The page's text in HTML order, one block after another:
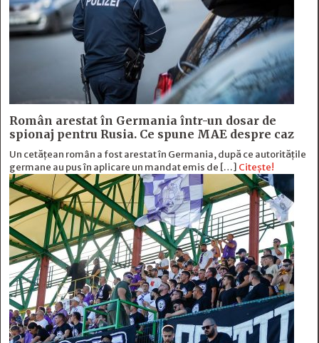
Român arestat în Germania într-un dosar de
spionaj pentru Rusia. Ce spune MAE despre caz
Un cetățean român a fost arestat în Germania, după ce autoritățile
germane au pus în aplicare un mandat emis de […] Citește!